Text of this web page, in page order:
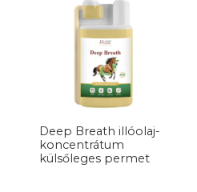
Deep Breath illóolaj-
koncentrátum
külsőleges permet